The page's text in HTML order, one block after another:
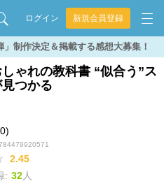
ログイン 新規会員登録
」制作決定＆掲載する感想大募集！
ゃれの教科書 “似合う”ス
つかる
2.45
: 32人